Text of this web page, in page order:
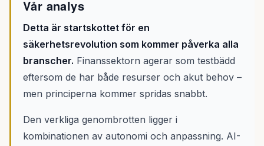
Vår analys
Detta är startskottet för en
säkerhetsrevolution som kommer påverka alla
branscher. Finanssektorn agerar som testbädd
eftersom de har både resurser och akut behov –
men principerna kommer spridas snabbt.
Den verkliga genombrotten ligger i
kombinationen av autonomi och anpassning. AI-